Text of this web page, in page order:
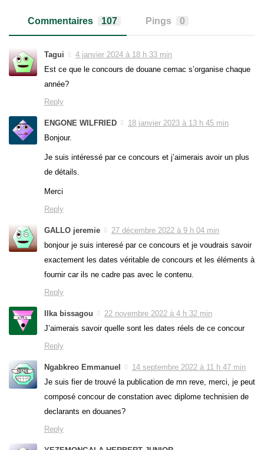
Commentaires 107 Pings 0
Tagui
4 janvier 2024 à 18 h 33 min
Est ce que le concours de douane cemac s’organise chaque
année?
Reply
ENGONE WILFRIED
18 janvier 2023 à 13 h 45 min
Bonjour.
Je suis intéressé par ce concours et j’aimerais avoir un plus
de détails.
Merci
Reply
GALLO jeremie
27 décembre 2022 à 9 h 04 min
bonjour je suis interesé par ce concours et je voudrais savoir
exactement les dates véritable de concours et les éléments à
fournir car ils ne cadre pas avec le contenu.
Reply
Ilka bissagou
22 novembre 2022 à 4 h 32 min
J’aimerais savoir quelle sont les dates réels de ce concour
Reply
Ngabkreo Emmanuel
14 septembre 2022 à 11 h 47 min
Je suis fier de trouvé la publication de mn reve, merci, je peut
composé concour de constation avec diplome technisien de
declarants en douanes?
Reply